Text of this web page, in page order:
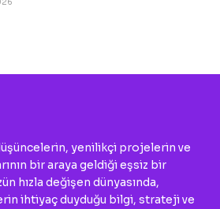
yenilikçi projelerin ve
bir araya geldiği eşsiz bir
hızla değişen dünyasında,
ihtiyaç duyduğu bilgi, strateji ve